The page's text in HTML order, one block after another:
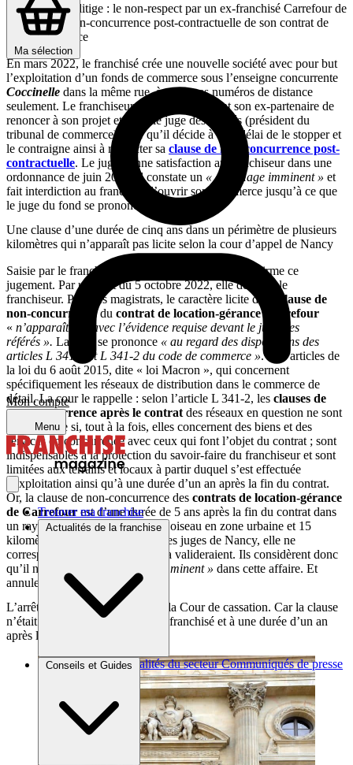
Ma sélection
Mon compte
Menu
Trouver ma franchise
Actualités de la franchise
Brèves et actus Actualités du secteur Communiqués de presse
Conseils et Guides
A l’origine du litige : le non-respect par un ex-franchisé Carrefour de
la clause de non-concurrence post-contractuelle de son contrat de
location-gérance
En mars 2022, le franchisé crée une nouvelle société avec pour but
l’exploitation d’un fonds de commerce sous l’enseigne concurrente
Coccinelle dans la même rue, à quelques numéros de distance
seulement. Le franchiseur somme rapidement son ex-partenaire de
renoncer à son projet et saisit le juge des référés (président du
tribunal de commerce) pour qu’il décide à bref délai de le stopper et
le contraigne ainsi à respecter sa clause de non-concurrence post-
contractuelle. Le juge donne satisfaction au franchiseur dans une
ordonnance de juin 2022. Il constate un « dommage imminent » et
fait interdiction au franchisé d’ouvrir son commerce jusqu’à ce que
le juge du fond se prononce.
Une clause d’une durée de cinq ans dans un périmètre de plusieurs
kilomètres qui n’apparaît pas licite selon la cour d’appel de Nancy
Saisie par le franchisé, la cour d’appel de Nancy infirme ce
jugement. Par un arrêt du 5 octobre 2022, elle déboute le
franchiseur. Pour les magistrats, le caractère licite de la
clause de
non-concurrencedu contrat de location-gérance Carrefour
« n’apparaît pas avec l’évidence requise devant le juge des
référés ». La cour se prononce « au regard des dispositions des
articles L 341-1 et L 341-2 du code de commerce ». Des articles de
la loi du 6 août 2015, dite « loi Macron », qui concernent
spécifiquement les réseaux de distribution dans le commerce de
détail. La cour le rappelle : selon l’article L 341-2, les clauses de
non-concurrence après le contrat des réseaux en question ne sont
valables que si, tout à la fois, elles concernent des biens et des
services en concurrence avec ceux qui font l’objet du contrat ; sont
indispensables à la protection du savoir-faire du franchiseur et sont
limitées aux terrains et locaux à partir duquel s’est effectuée
l’exploitation ainsi qu’à une durée d’un an après la fin du contrat.
Or, la clause de non-concurrence des contrats de location-gérance
de Carrefourest d’une durée de 5 ans après la fin du contrat dans
un rayon de 5 kilomètres à vol d’oiseau en zone urbaine et 15
kilomètres en zone rurale. Pour les juges de Nancy, elle ne
correspond pas aux critères qui la valideraient. Ils considèrent donc
qu’il n’y a pas de
« dommage imminent » dans cette affaire. Et
annulent l’ordonnance de référé.
L’arrêt d’appel est approuvé par la Cour de cassation. Car la clause
n’était pas limitée aux locaux du franchisé et à une durée d’un an
après la fin du contrat